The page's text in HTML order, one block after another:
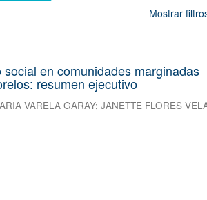
Mostrar
en comunidades marginadas
resumen ejecutivo
VARELA GARAY;JANETTE FLORES